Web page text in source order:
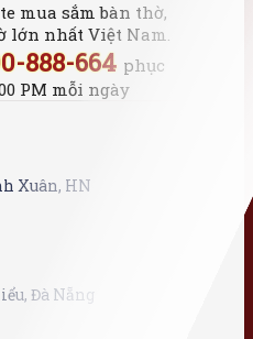
mua sắm bàn thờ,
lớn nhất Việt Nam.
888-664 phục
PM mỗi ngày
Xuân, HN
Đà Nẵng